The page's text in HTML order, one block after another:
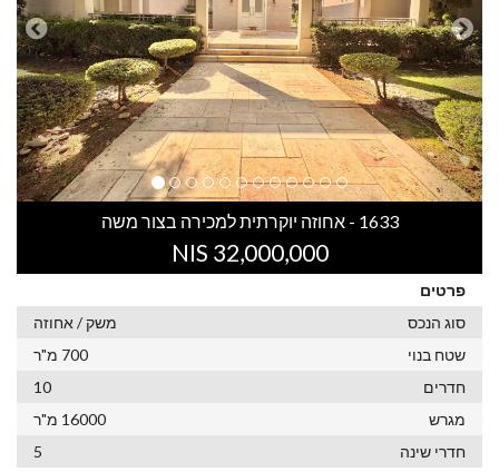
1633 - אחוזה יוקרתית למכירה בצור משה
32,000,000 NIS
פרטים
סוג הנכס
משק / אחוזה
שטח בנוי
700 מ"ר
חדרים
10
מגרש
16000 מ"ר
חדרי שינה
5